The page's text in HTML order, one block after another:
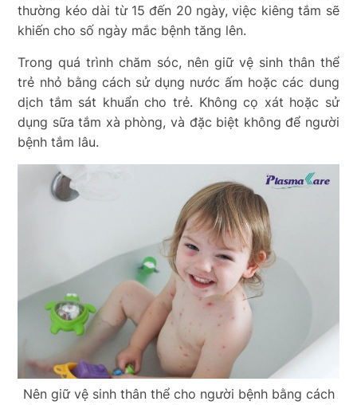
thường kéo dài từ 15 đến 20 ngày, việc kiêng tắm sẽ
khiến cho số ngày mắc bệnh tăng lên.
Trong quá trình chăm sóc, nên giữ vệ sinh thân thể
trẻ nhỏ bằng cách sử dụng nước ấm hoặc các dung
dịch tắm sát khuẩn cho trẻ. Không cọ xát hoặc sử
dụng sữa tắm xà phòng, và đặc biệt không để người
bệnh tắm lâu.
Nên giữ vệ sinh thân thể cho người bệnh bằng cách